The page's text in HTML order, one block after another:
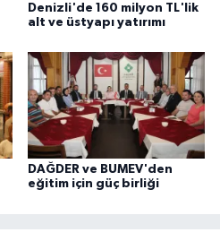
Denizli'de 160 milyon TL'lik
alt ve üstyapı yatırımı
DAĞDER ve BUMEV'den
eğitim için güç birliği